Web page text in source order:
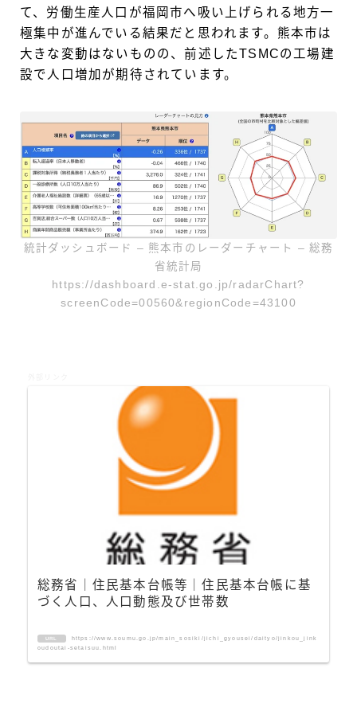
て、労働生産人口が福岡市へ吸い上げられる地方一
極集中が進んでいる結果だと思われます。熊本市は
大きな変動はないものの、前述したTSMCの工場建
設で人口増加が期待されています。
統計ダッシュボード – 熊本市のレーダーチャート – 総務
省統計局
https://dashboard.e-stat.go.jp/radarChart?
screenCode=00560&regionCode=43100
総務省｜住民基本台帳等｜住民基本台帳に基
づく人口、人口動態及び世帯数
URL
https://www.soumu.go.jp/main_sosiki/jichi_gyousei/daityo/jinkou_jink
oudoutai-setaisuu.html